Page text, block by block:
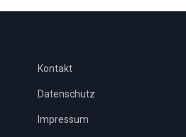
Kontakt
Datenschutz
Impressum